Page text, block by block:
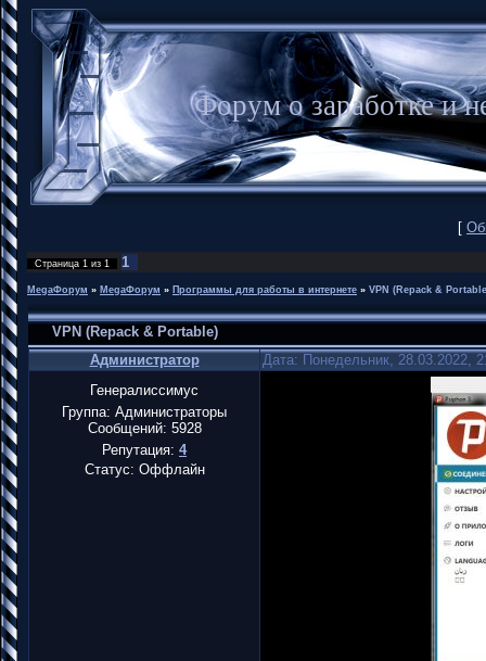
Форум о заработке
[
Страница 1 из 1 1
MegaФорум » MegaФорум » Программы для работы в интернете » VPN (Repack &
VPN (Repack & Portable)
Администратор
Дата: Понедельник, 28.03.2022,
Генералиссимус
Группа: Администраторы
Сообщений: 5928
Репутация: 4
Статус: Оффлайн